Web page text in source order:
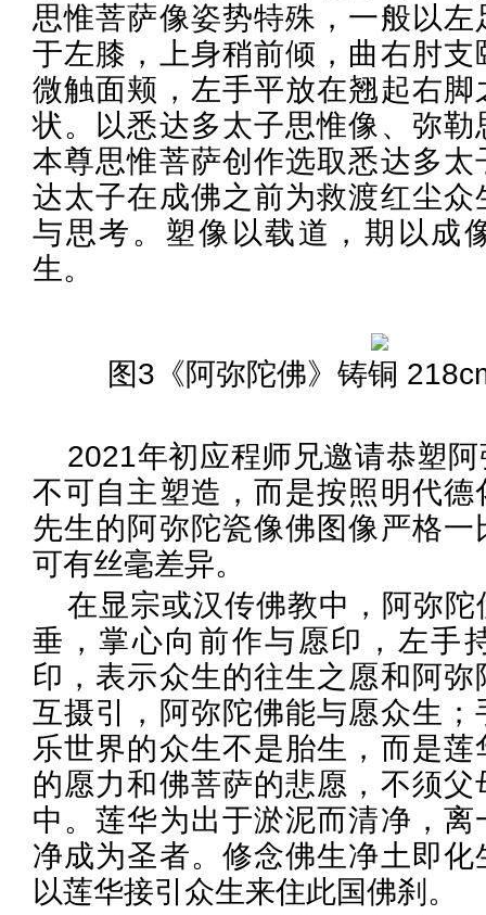
思惟菩萨像姿势特殊，一般以
于左膝，上身稍前倾，曲右肘
微触面颊，左手平放在翘起右
状。以悉达多太子思惟像、弥
本尊思惟菩萨创作选取悉达多
达太子在成佛之前为救渡红尘
与思考。塑像以载道，期以成
生。
图3《阿弥陀佛》铸铜
2021年初应程师兄邀请恭塑
不可自主塑造，而是按照明代
先生的阿弥陀瓷像佛图像严格
可有丝毫差异。
在显宗或汉传佛教中，阿弥
垂，掌心向前作与愿印，左手
印，表示众生的往生之愿和阿
互摄引，阿弥陀佛能与愿众生
乐世界的众生不是胎生，而是
的愿力和佛菩萨的悲愿，不须
中。莲华为出于淤泥而清净，
净成为圣者。修念佛生净土即
以莲华接引众生来住此国佛刹。